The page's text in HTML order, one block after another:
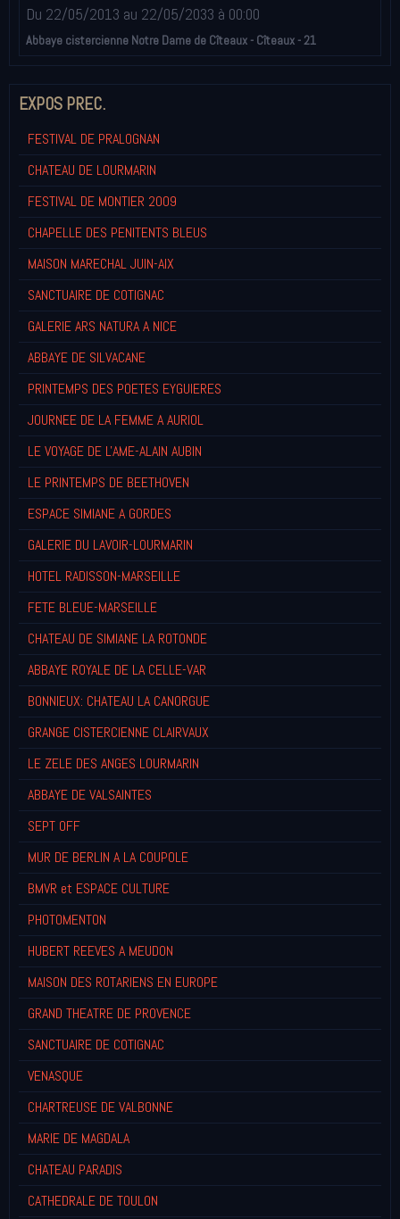
Du 22/05/2013 au 22/05/2033 à 00:00
Abbaye cistercienne Notre Dame de Cîteaux - Cîteaux - 21
EXPOS PREC.
FESTIVAL DE PRALOGNAN
CHATEAU DE LOURMARIN
FESTIVAL DE MONTIER 2009
CHAPELLE DES PENITENTS BLEUS
MAISON MARECHAL JUIN-AIX
SANCTUAIRE DE COTIGNAC
GALERIE ARS NATURA A NICE
ABBAYE DE SILVACANE
PRINTEMPS DES POETES EYGUIERES
JOURNEE DE LA FEMME A AURIOL
LE VOYAGE DE L'AME-ALAIN AUBIN
LE PRINTEMPS DE BEETHOVEN
ESPACE SIMIANE A GORDES
GALERIE DU LAVOIR-LOURMARIN
HOTEL RADISSON-MARSEILLE
FETE BLEUE-MARSEILLE
CHATEAU DE SIMIANE LA ROTONDE
ABBAYE ROYALE DE LA CELLE-VAR
BONNIEUX: CHATEAU LA CANORGUE
GRANGE CISTERCIENNE CLAIRVAUX
LE ZELE DES ANGES LOURMARIN
ABBAYE DE VALSAINTES
SEPT OFF
MUR DE BERLIN A LA COUPOLE
BMVR et ESPACE CULTURE
PHOTOMENTON
HUBERT REEVES A MEUDON
MAISON DES ROTARIENS EN EUROPE
GRAND THEATRE DE PROVENCE
SANCTUAIRE DE COTIGNAC
VENASQUE
CHARTREUSE DE VALBONNE
MARIE DE MAGDALA
CHATEAU PARADIS
CATHEDRALE DE TOULON